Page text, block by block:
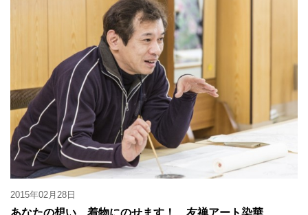
2015年02月28日